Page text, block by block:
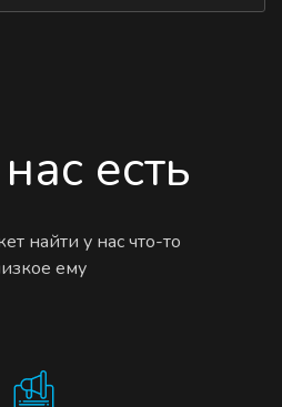
есть
найти у нас что-то
ему